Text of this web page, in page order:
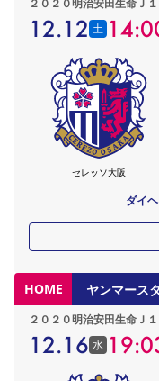
２０２０明治安田生命Ｊ
12.12 土
セレッソ大阪
ダイ
HOME ヤンマース
２０２０明治安田生命Ｊ
12.16 水